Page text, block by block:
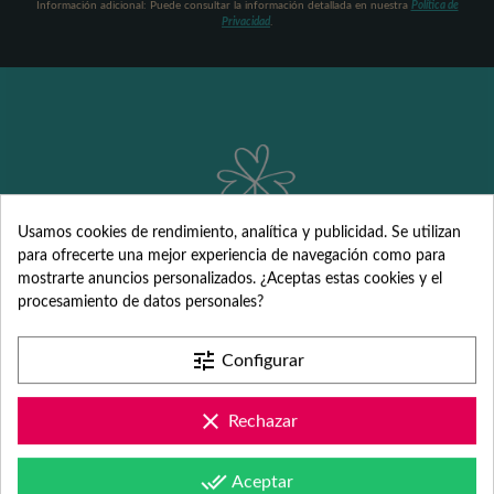
Información adicional: Puede consultar la información detallada en nuestra Política de
Privacidad
Detalles
personalizados
para Comunión,
Bautizo, Boda y
Usamos cookies de rendimiento, analítica y publicidad. Se utilizan
para ofrecerte una mejor experiencia de navegación como para
mostrarte anuncios personalizados. ¿Aceptas estas cookies y el
procesamiento de datos personales?
tune Configurar
clear Rechazar
done_all Aceptar